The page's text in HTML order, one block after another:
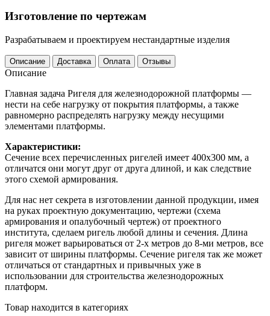
Изготовление по чертежам
Разрабатываем и проектируем нестандартные изделия
Описание Доставка Оплата Отзывы
Описание
Главная задача Ригеля для железнодорожной платформы —
нести на себе нагрузку от покрытия платформы, а также
равномерно распределять нагрузку между несущими
элементами платформы.
Характеристики:
Сечение всех перечисленных ригелей имеет 400х300 мм, а
отличатся они могут друг от друга длиной, и как следствие
этого схемой армирования.
Для нас нет секрета в изготовлении данной продукции, имея
на руках проектную документацию, чертежи (схема
армирования и опалубочный чертеж) от проектного
института, сделаем ригель любой длины и сечения. Длина
ригеля может варьироваться от 2-х метров до 8-ми метров, все
зависит от ширины платформы. Сечение ригеля так же может
отличаться от стандартных и привычных уже в
использовании для строительства железнодорожных
платформ.
Товар находится в категориях